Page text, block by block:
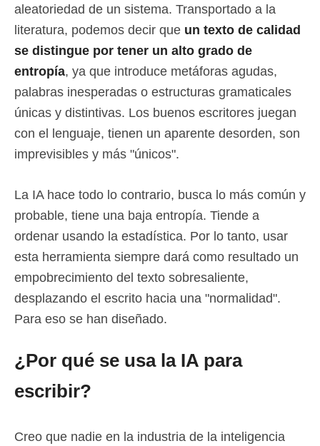
aleatoriedad de un sistema. Transportado a la
literatura, podemos decir que un texto de calidad
se distingue por tener un alto grado de
entropía, ya que introduce metáforas agudas,
palabras inesperadas o estructuras gramaticales
únicas y distintivas. Los buenos escritores juegan
con el lenguaje, tienen un aparente desorden, son
imprevisibles y más "únicos".
La IA hace todo lo contrario, busca lo más común y
probable, tiene una baja entropía. Tiende a
ordenar usando la estadística. Por lo tanto, usar
esta herramienta siempre dará como resultado un
empobrecimiento del texto sobresaliente,
desplazando el escrito hacia una "normalidad".
Para eso se han diseñado.
¿Por qué se usa la IA para
escribir?
Creo que nadie en la industria de la inteligencia